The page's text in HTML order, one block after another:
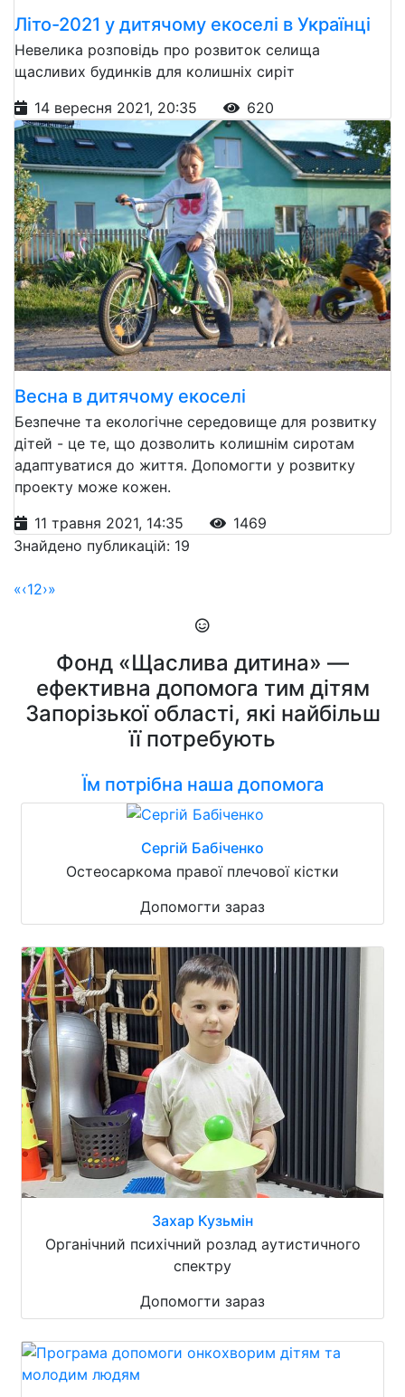
Літо-2021 у дитячому екоселі в Українці
Невелика розповідь про розвиток селища
щасливих будинків для колишніх сиріт
14 вересня 2021, 20:35
620
Весна в дитячому екоселі
Безпечне та екологічне середовище для розвитку
дітей - це те, що дозволить колишнім сиротам
адаптуватися до життя. Допомогти у розвитку
проекту може кожен.
11 травня 2021, 14:35
1469
Знайдено публикацій: 19
«‹12›»
Фонд «Щаслива дитина» —
ефективна допомога тим дітям
Запорізької області, які найбільш
її потребують
Їм потрібна наша допомога
Сергій Бабіченко
Остеосаркома правої плечової кістки
Допомогти зараз
Захар Кузьмін
Органічний психічний розлад аутистичного
спектру
Допомогти зараз